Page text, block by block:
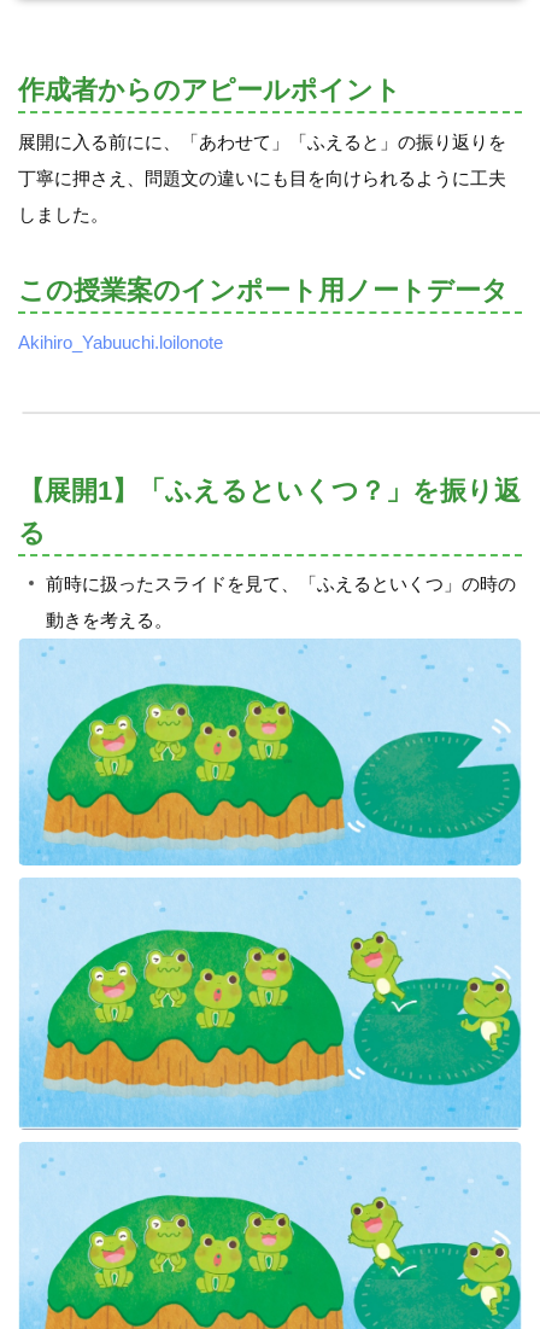
作成者からのアピールポイント
展開に入る前にに、「あわせて」「ふえると」の振り返りを
丁寧に押さえ、問題文の違いにも目を向けられるように工夫
しました。
この授業案のインポート用ノートデータ
Akihiro_Yabuuchi.loilonote
【展開1】「ふえるといくつ？」を振り返
る
前時に扱ったスライドを見て、「ふえるといくつ」の時の
動きを考える。